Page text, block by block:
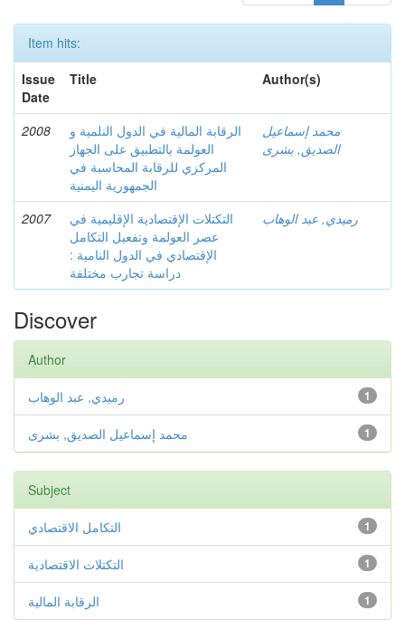
Item hits:
Issue
Date
Title Author(s)
2008
الرقابة المالية في الدول النلمية و
العولمة بالتطبيق على الجهاز
المركزي للرقابة المحاسبة في
الجمهورية اليمنية
محمد إسماعيل
الصديق, بشرى
2007
التكتلات الإقتصادية الإقليمية في
عصر العولمة وتفعيل التكامل
الإقتصادي في الدول النامية :
دراسة تجارب مختلفة
رميدي, عبد الوهاب
Discover
Author
1 رميدي, عبد الوهاب
1 محمد إسماعيل الصديق, بشرى
Subject
1 التكامل الاقتصادي
1 التكتلات الاقتصادية
1 الرقابة المالية